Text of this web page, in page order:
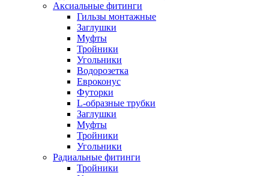
Аксиальные фитинги
Гильзы монтажные
Заглушки
Муфты
Тройники
Угольники
Водорозетка
Евроконус
Футорки
L-образные трубки
Заглушки
Муфты
Тройники
Угольники
Радиальные фитинги
Тройники